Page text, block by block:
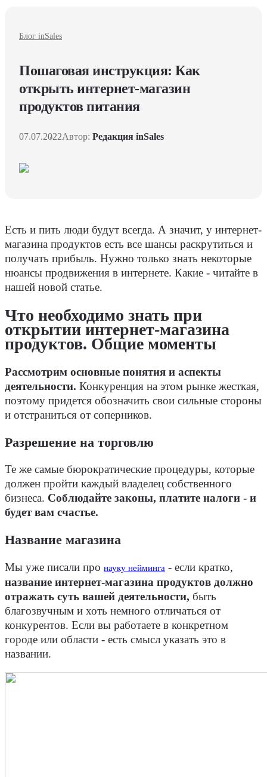
Блог inSales
Пошаговая инструкция: Как
открыть интернет-магазин
продуктов питания
07.07.2022Автор: Редакция inSales
Есть и пить люди будут всегда. А значит, у интернет-
магазина продуктов есть все шансы раскрутиться и
получать прибыль. Нужно только знать некоторые
нюансы продвижения в интернете. Какие - читайте в
нашей новой статье.
Что необходимо знать при
открытии интернет-магазина
продуктов. Общие моменты
Рассмотрим основные понятия и аспекты
деятельности. Конкуренция на этом рынке жесткая,
поэтому придется обозначить свои сильные стороны
и отстраниться от соперников.
Разрешение на торговлю
Те же самые бюрократические процедуры, которые
должен пройти каждый владелец собственного
бизнеса. Соблюдайте законы, платите налоги - и
будет вам счастье.
Название магазина
Мы уже писали про науку нейминга - если кратко,
название интернет-магазина продуктов должно
отражать суть вашей деятельности, быть
благозвучным и хоть немного отличаться от
конкурентов. Если вы работаете в конкретном
городе или области - есть смысл указать это в
названии.